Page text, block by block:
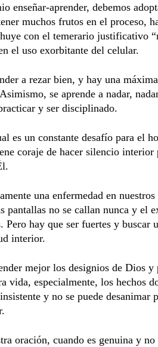
enseñar-aprender, debemos
muchos frutos en el proceso,
con el temerario justificativo
el uso exorbitante del celular.
a rezar bien, y hay una
se aprende a nadar,
y ser disciplinado.
es un constante desafío para el
coraje de hacer silencio
una enfermedad en
pantallas no se callan nunca y el
Pero hay que ser fuertes y buscar
interior.
mejor los designios de Dios y
vida, especialmente, los hechos
y no se puede desanimar
oración, cuando es genuina y no